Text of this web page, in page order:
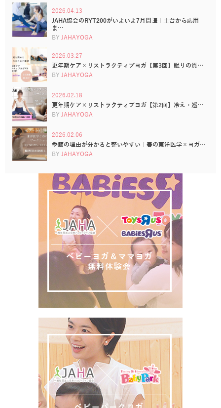
2026.04.13
JAHA協会のRYT200がいよいよ7月開講｜土台から応用
ま…
BY JAHAYOGA
2026.03.27
更年期ケア×リストラクティブヨガ【第3回】眠りの質…
BY JAHAYOGA
2026.02.18
更年期ケア×リストラクティブヨガ【第2回】冷え・巡…
BY JAHAYOGA
2026.02.06
季節の理由が分かると整いやすい｜春の東洋医学×ヨガ…
BY JAHAYOGA